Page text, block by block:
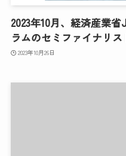
2023年10月、経済産業
ラムのセミファイナリス
2023年10月26日